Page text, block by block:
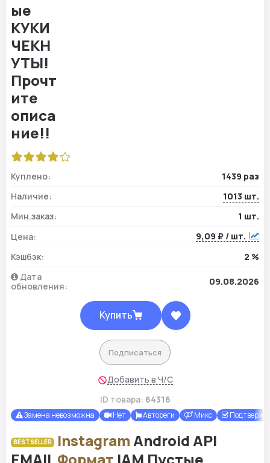
Куплено:
1439 раз
Наличие:
1013 шт.
Мин.заказ:
1 шт.
Цена:
9,09 ₽ / шт.
Кэшбэк:
2 %
Дата
обновления:
09.08.2026
Купить
Подписаться
Добавить в Ч/С
ID товара: 64316
Замена невозможна Нет Автореги Микс
BESTSELLER Instagram Android API